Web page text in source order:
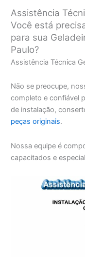
Assistência
Você está
para sua
Paulo?
Assistência Técnica
Não se preocupe,
completo e confiável
de instalação,
peças originais.
Nossa equipe é
capacitados e